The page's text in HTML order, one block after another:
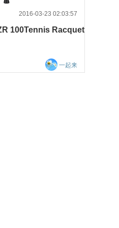
2016-03-23 02:03:57
100Tennis Racquet
一起来